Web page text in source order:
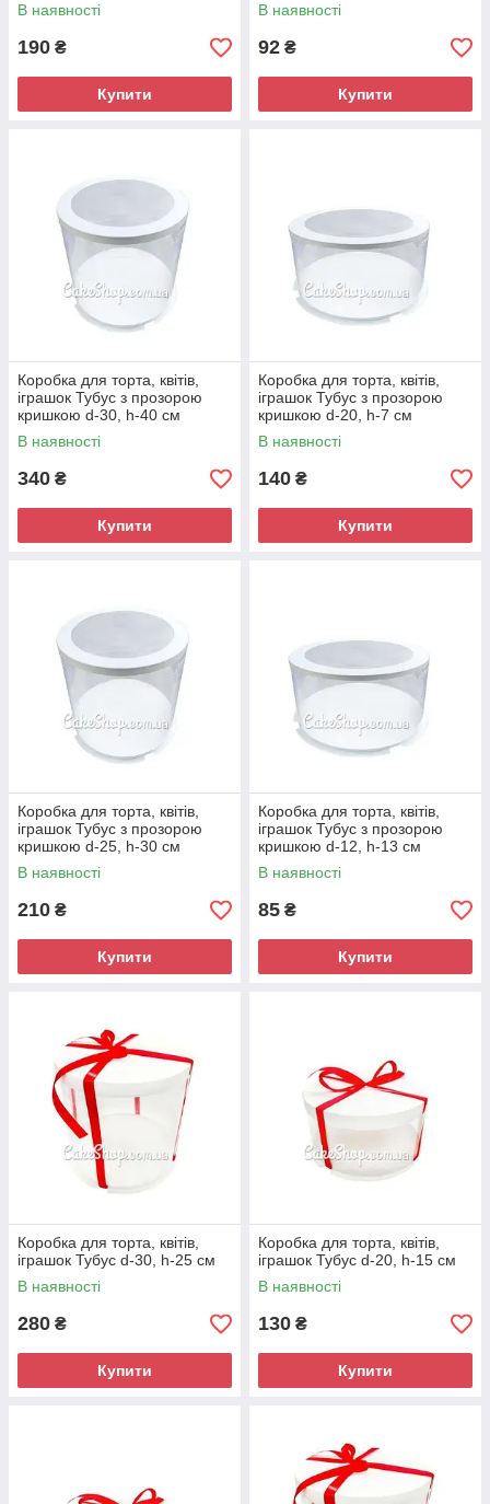
В наявності
190 ₴
Купити
В наявності
92 ₴
Купити
Коробка для торта, квітів,
іграшок Тубус з прозорою
кришкою d-30, h-40 см
В наявності
340 ₴
Купити
Коробка для торта, квітів,
іграшок Тубус з прозорою
кришкою d-20, h-7 см
В наявності
140 ₴
Купити
Коробка для торта, квітів,
іграшок Тубус з прозорою
кришкою d-25, h-30 см
В наявності
210 ₴
Купити
Коробка для торта, квітів,
іграшок Тубус з прозорою
кришкою d-12, h-13 см
В наявності
85 ₴
Купити
Коробка для торта, квітів,
іграшок Тубус d-30, h-25 см
В наявності
280 ₴
Купити
Коробка для торта, квітів,
іграшок Тубус d-20, h-15 см
В наявності
130 ₴
Купити